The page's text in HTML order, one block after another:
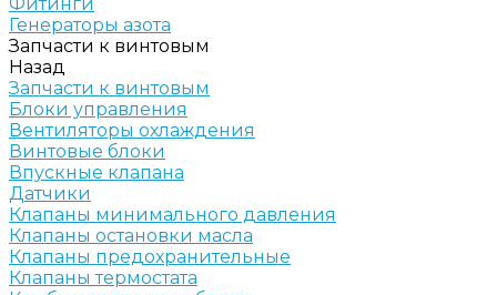
Генераторы азота
Запчасти к винтовым
Назад
Запчасти к винтовым
Блоки управления
Вентиляторы охлаждения
Винтовые блоки
Впускные клапана
Датчики
Клапаны минимального давления
Клапаны остановки масла
Клапаны предохранительные
Клапаны термостата